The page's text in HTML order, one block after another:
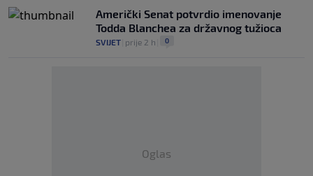
Američki Senat potvrdio imenovanje
Todda Blanchea za državnog tužioca
SVIJET prije 2 h 0
Oglas